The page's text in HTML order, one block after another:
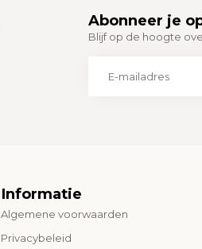
Abonneer je
Blijf op de hoogte
Informatie
Algemene voorwaarden
Privacybeleid